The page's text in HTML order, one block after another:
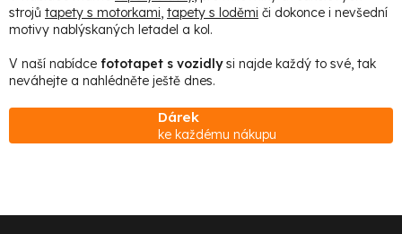
ů
c
p
k
ý
strojů tapety s motorkami, tapety s loděmi či dokonce i nevšední
motivy nablýskaných letadel a kol.
V naší nabídce fototapet s vozidlysi najde každý to své, tak
neváhejte a nahlédněte ještě dnes.
Dárek
ke každému nákupu